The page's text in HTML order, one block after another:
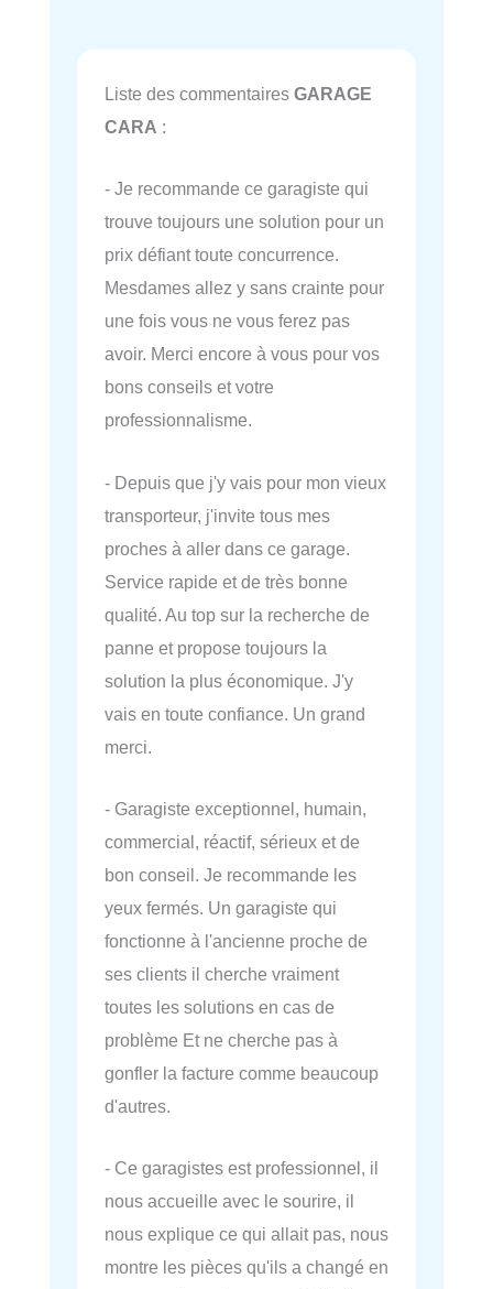
Liste des commentaires GARAGE
CARA :
- Je recommande ce garagiste qui
trouve toujours une solution pour un
prix défiant toute concurrence.
Mesdames allez y sans crainte pour
une fois vous ne vous ferez pas
avoir. Merci encore à vous pour vos
bons conseils et votre
professionnalisme.
- Depuis que j'y vais pour mon vieux
transporteur, j'invite tous mes
proches à aller dans ce garage.
Service rapide et de très bonne
qualité. Au top sur la recherche de
panne et propose toujours la
solution la plus économique. J'y
vais en toute confiance. Un grand
merci.
- Garagiste exceptionnel, humain,
commercial, réactif, sérieux et de
bon conseil. Je recommande les
yeux fermés. Un garagiste qui
fonctionne à l'ancienne proche de
ses clients il cherche vraiment
toutes les solutions en cas de
problème Et ne cherche pas à
gonfler la facture comme beaucoup
d'autres.
- Ce garagistes est professionnel, il
nous accueille avec le sourire, il
nous explique ce qui allait pas, nous
montre les pièces qu'ils a changé en